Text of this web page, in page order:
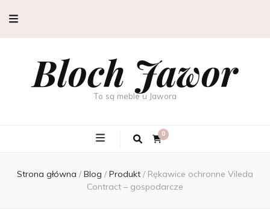
Bloch Jawor
To są meble u Jawora
0
Strona główna / Blog / Produkt / Rękawice ochronne Vileda
Contract – gospodarcze